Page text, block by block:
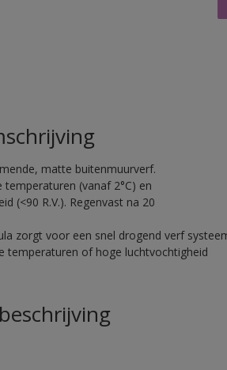
matte buitenmuurverf.
temperaturen (vanaf 2°C) en
(<90 R.V.). Regenvast na 20
zorgt voor een snel drogend verf
temperaturen of hoge luchtvochtigheid